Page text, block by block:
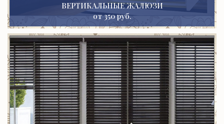
ВЕРТИКАЛЬНЫЕ ЖАЛЮЗИ
от 350 руб.